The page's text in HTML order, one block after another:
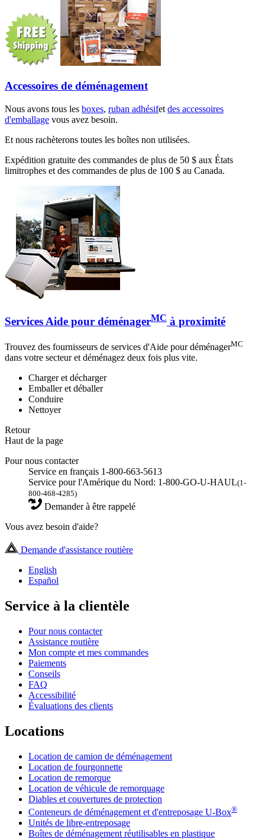
Accessoires de déménagement
Nous avons tous les boxes, ruban adhésifet des accessoires
d'emballage vous avez besoin.
Et nous rachèterons toutes les boîtes non utilisées.
Expédition gratuite des commandes de plus de 50 $ aux États
limitrophes et des commandes de plus de 100 $ au Canada.
Services Aide pour déménagerMC à proximité
Trouvez des fournisseurs de services d'Aide pour déménagerMC
dans votre secteur et déménagez deux fois plus vite.
Charger et décharger
Emballer et déballer
Conduire
Nettoyer
Retour
Haut de la page
Pour nous contacter
Service en français 1-800-663-5613
Service pour l'Amérique du Nord: 1-800-GO-U-HAUL(1-
800-468-4285)
Demander à être rappelé
Vous avez besoin d'aide?
Demande d'assistance routière
English
Español
Service à la clientèle
Pour nous contacter
Assistance routière
Mon compte et mes commandes
Paiements
Conseils
FAQ
Accessibilité
Évaluations des clients
Locations
Location de camion de déménagement
Location de fourgonnette
Location de remorque
Location de véhicule de remorquage
Diables et couvertures de protection
Conteneurs de déménagement et d'entreposage U-Box®
Unités de libre-entreposage
Boîtes de déménagement réutilisables en plastique